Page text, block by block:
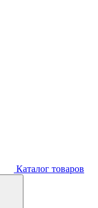
Каталог товаров